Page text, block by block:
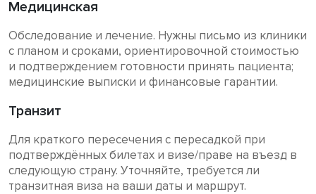
Медицинская
Обследование и лечение. Нужны письмо из клиники
с планом и сроками, ориентировочной стоимостью
и подтверждением готовности принять пациента;
медицинские выписки и финансовые гарантии.
Транзит
Для краткого пересечения с пересадкой при
подтверждённых билетах и визе/праве на въезд в
следующую страну. Уточняйте, требуется ли
транзитная виза на ваши даты и маршрут.